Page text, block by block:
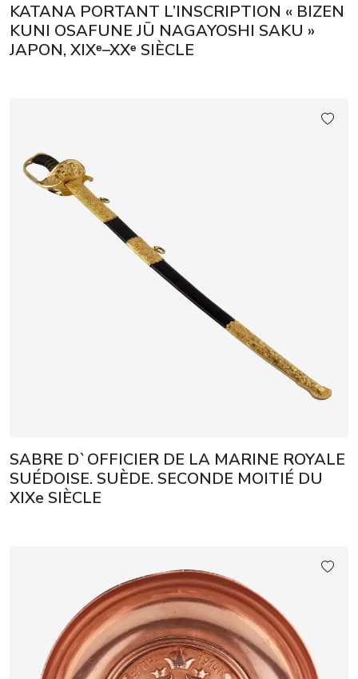
KATANA PORTANT L’INSCRIPTION « BIZEN
KUNI OSAFUNE JŪ NAGAYOSHI SAKU »
JAPON, XIXᵉ–XXᵉ SIÈCLE
SABRE D`OFFICIER DE LA MARINE ROYALE
SUÉDOISE. SUÈDE. SECONDE MOITIÉ DU
XIXe SIÈCLE